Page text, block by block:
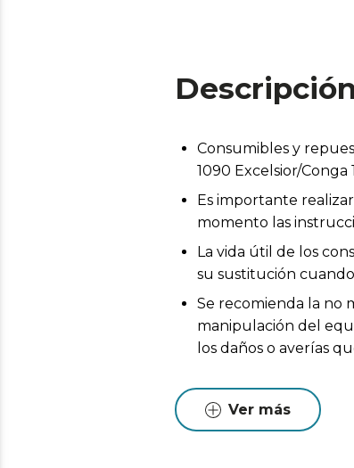
Consumibles y
1090 Excelsior/
Es importante
momento las
La vida útil de los
su sustitución
Se recomienda la no
manipulación del
los daños o averías
Ver más